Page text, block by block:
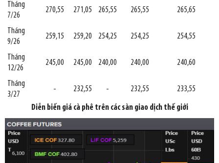
Tháng
7/26
270,55 271,05 265,55 265,55 265,65
Tháng
9/26
259,15 259,20 254,25 254,25 254,55
Tháng
12/26
245,00 245,00 240,00 240,00 240,60
Tháng
3/27
- 232,55 - 232,55 233,55
Diễn biến giá cà phê trên các sàn giao dịch thế giới